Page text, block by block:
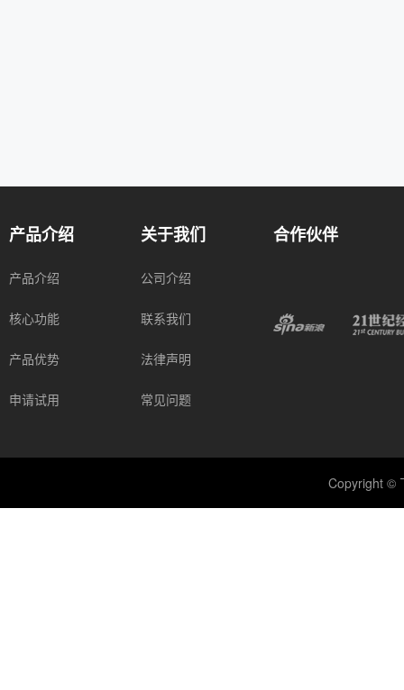
产品介绍
产品介绍
核心功能
产品优势
申请试用
关于我们
公司介绍
联系我们
法律声明
常见问题
合作伙伴
Copyright ©